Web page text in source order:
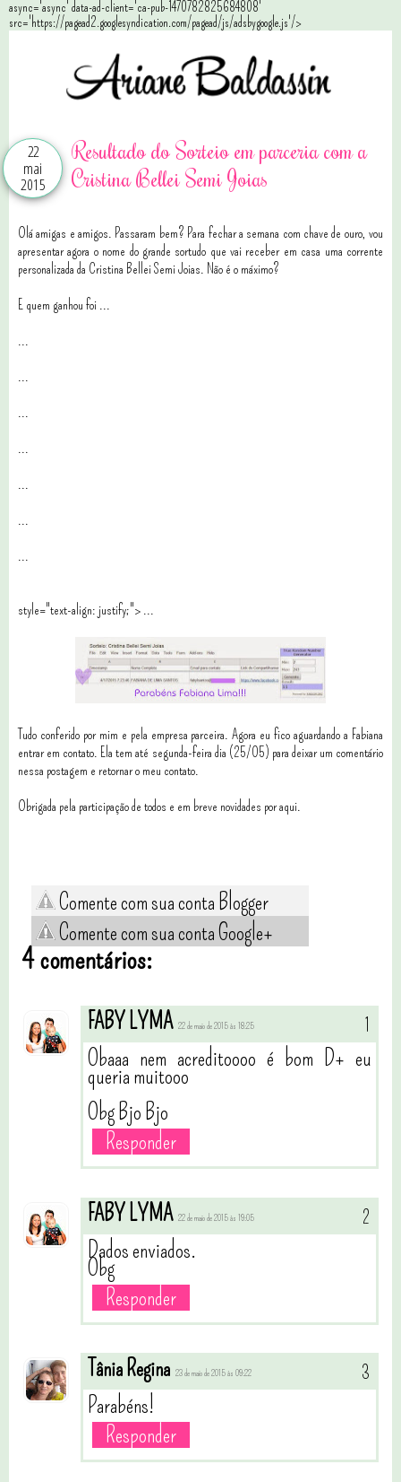
async='async' data-ad-client='ca-pub-1470782825684808'
src='https://pagead2.googlesyndication.com/pagead/js/adsbygoogle.js'/>
22
mai
2015
Resultado do Sorteio em parceria com a
Cristina Bellei Semi Joias
Olá amigas e amigos. Passaram bem? Para fechar a semana com chave de ouro, vou
apresentar agora o nome do grande sortudo que vai receber em casa uma corrente
personalizada da Cristina Bellei Semi Joias. Não é o máximo?
E quem ganhou foi ...
...
...
...
...
...
...
...
style="text-align: justify;"> ...
Tudo conferido por mim e pela empresa parceira. Agora eu fico aguardando a Fabiana
entrar em contato. Ela tem até segunda-feira dia (25/05) para deixar um comentário
nessa postagem e retornar o meu contato.
Obrigada pela participação de todos e em breve novidades por aqui.
Comente com sua conta Blogger
Comente com sua conta Google+
4 comentários:
FABY LYMA 22 de maio de 2015 às 18:25
Obaaa nem acreditoooo é bom D+ eu
queria muitooo
Obg Bjo Bjo
Responder
FABY LYMA 22 de maio de 2015 às 19:05
Dados enviados.
Obg
Responder
Tânia Regina 23 de maio de 2015 às 09:22
Parabéns!
Responder